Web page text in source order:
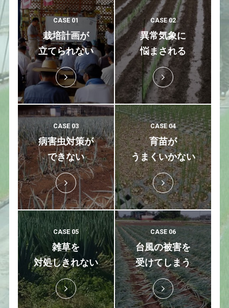
CASE 01
栽培計画が
立てられない
CASE 02
異常気象に
悩まされる
CASE 03
病害虫対策が
できない
CASE 04
育苗が
うまくいかない
CASE 05
雑草を
対処しきれない
CASE 06
台風の被害を
受けてしまう